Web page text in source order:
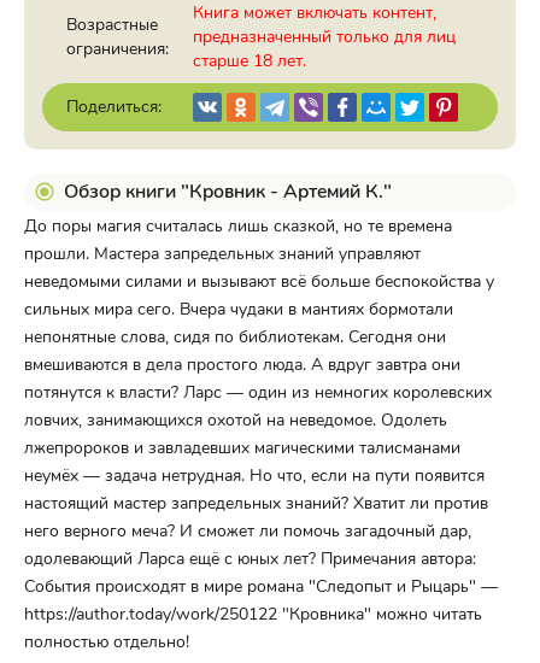
Возрастные
ограничения:
Книга может включать контент,
предназначенный только для лиц
старше 18 лет.
Поделиться:
Обзор книги "Кровник - Артемий К."
До поры магия считалась лишь сказкой, но те времена
прошли. Мастера запредельных знаний управляют
неведомыми силами и вызывают всё больше беспокойства у
сильных мира сего. Вчера чудаки в мантиях бормотали
непонятные слова, сидя по библиотекам. Сегодня они
вмешиваются в дела простого люда. А вдруг завтра они
потянутся к власти? Ларс — один из немногих королевских
ловчих, занимающихся охотой на неведомое. Одолеть
лжепророков и завладевших магическими талисманами
неумёх — задача нетрудная. Но что, если на пути появится
настоящий мастер запредельных знаний? Хватит ли против
него верного меча? И сможет ли помочь загадочный дар,
одолевающий Ларса ещё с юных лет? Примечания автора:
События происходят в мире романа "Следопыт и Рыцарь" —
https://author.today/work/250122 "Кровника" можно читать
полностью отдельно!